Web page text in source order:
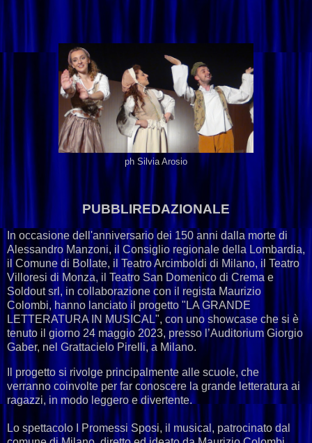
ph Silvia Arosio
PUBBLIREDAZIONALE
In occasione dell'anniversario dei 150 anni dalla morte di
Alessandro Manzoni, il Consiglio regionale della Lombardia,
il Comune di Bollate, il Teatro Arcimboldi di Milano, il Teatro
Villoresi di Monza, il Teatro San Domenico di Crema e
Soldout srl, in collaborazione con il regista Maurizio
Colombi, hanno lanciato il progetto "LA GRANDE
LETTERATURA IN MUSICAL", con uno showcase che si è
tenuto il giorno 24 maggio 2023, presso l’Auditorium Giorgio
Gaber, nel Grattacielo Pirelli, a Milano.
Il progetto si rivolge principalmente alle scuole, che
verranno coinvolte per far conoscere la grande letteratura ai
ragazzi, in modo leggero e divertente.
Lo spettacolo I Promessi Sposi, il musical, patrocinato dal